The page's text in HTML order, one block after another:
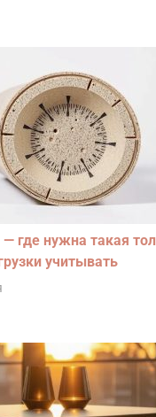
где нужна такая
учитывать